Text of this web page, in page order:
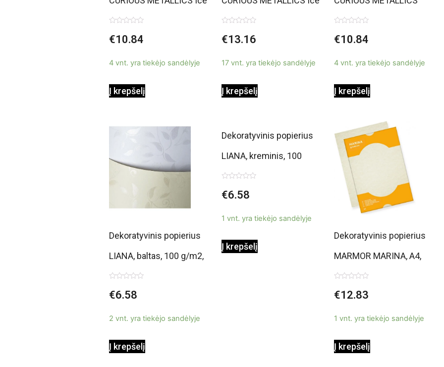
Gold, 120 g/m2, A4, 50
lapų
0
iš
€10.84
4 vnt. yra tiekėjo sandėlyje
Į krepšelį
Silver, 120 g/m2, A4, 50
lapų
0
iš
€13.16
17 vnt. yra tiekėjo sandėlyje
Į krepšelį
Lustre, 120 g/m2, A4, 50
lapų
0
iš
€10.84
4 vnt. yra tiekėjo sandėlyje
Į krepšelį
Dekoratyvinis popierius
LIANA, baltas, 100 g/m2,
A4, 50 lapų
0
iš
€6.58
2 vnt. yra tiekėjo sandėlyje
Į krepšelį
Dekoratyvinis popierius
LIANA, kreminis, 100
g/m2, A4, 50 lapų
0
iš
€6.58
1 vnt. yra tiekėjo sandėlyje
Į krepšelį
Dekoratyvinis popierius
MARMOR MARINA, A4,
175 g/m2, 25 lapai,
Conchiglia
0
iš
€12.83
1 vnt. yra tiekėjo sandėlyje
Į krepšelį